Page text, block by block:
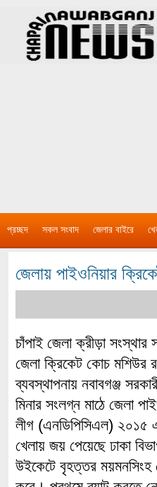
প্রচ্ছদ সকল সংবাদ জেলার বাইরে
জেলায় পাইওনিয়ার
চাঁপাই জেলা ক্রীড়া
জেলা ক্রিকেট কোচ মশিউর
ব্যবস্থাপনায় নবাবগঞ্জ
মিনার সংলগ্ন মাঠে জেলা
লীগ (এনডিপিসিএল) ২০১৫
খেলায় জয় পেয়েছে ঢাকা
উইকেটে বৃহত্তর ময়মনসিংহ